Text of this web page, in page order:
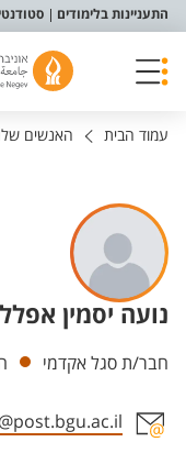
תפריט נגישות
התעניינות בלימודים
עמוד הבית האנשים
נועה יסמין
יחידות
חבר/ת סגל אקדמי